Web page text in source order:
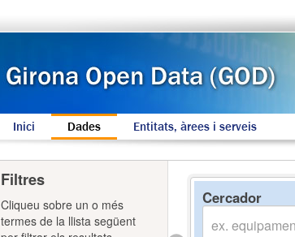
Inici Dades Entitats, àrees i serveis
Cercador
Filtres
Cliqueu sobre un o més
termes de la llista següent